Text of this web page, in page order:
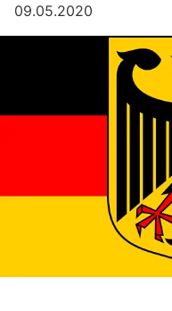
09.05.2020